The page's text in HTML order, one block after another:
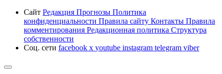
Сайт Редакция Прогнозы Политика
конфиденциальности Правила сайту Контакты Правила
комментирования Редакционная политика Структура
собственности
Соц. сети facebook x youtube instagram telegram viber